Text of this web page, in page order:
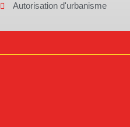
Autorisation d'urbanisme